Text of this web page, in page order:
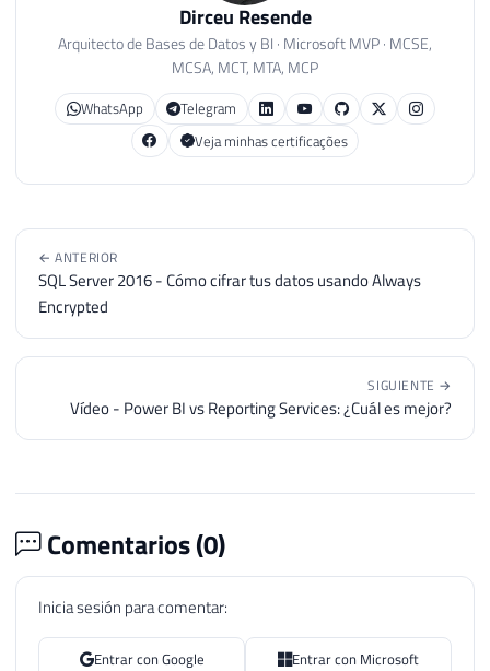
Dirceu Resende
Arquitecto de Bases de Datos y BI · Microsoft MVP · MCSE,
MCSA, MCT, MTA, MCP
WhatsApp
Telegram
Veja minhas certificações
← ANTERIOR
SQL Server 2016 - Cómo cifrar tus datos usando Always
Encrypted
SIGUIENTE →
Vídeo - Power BI vs Reporting Services: ¿Cuál es mejor?
Comentarios (0)
Inicia sesión para comentar:
Entrar con Google Entrar con Microsoft